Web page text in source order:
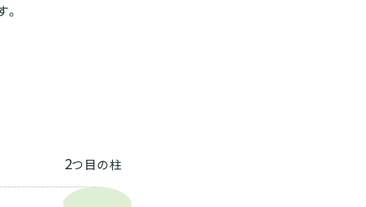
2つ目の柱